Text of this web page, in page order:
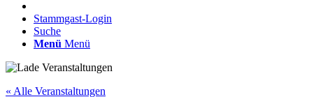
Stammgast-Login
Suche
Menü Menü
« Alle Veranstaltungen